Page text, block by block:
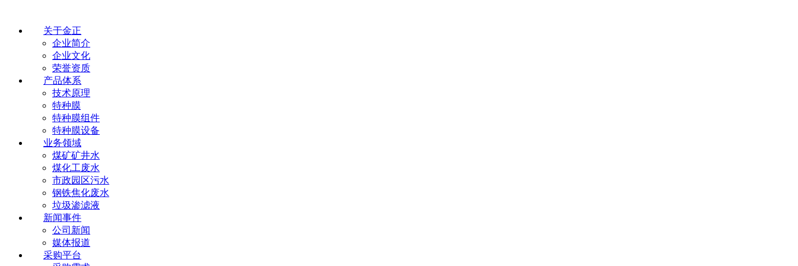
关于金正
企业简介
企业文化
荣誉资质
产品体系
技术原理
特种膜
特种膜组件
特种膜设备
业务领域
煤矿矿井水
煤化工废水
市政园区污水
钢铁焦化废水
垃圾渗滤液
新闻事件
公司新闻
媒体报道
采购平台